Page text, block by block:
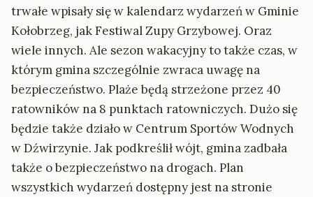
trwałe wpisały się w kalendarz wydarzeń w Gminie
Kołobrzeg, jak Festiwal Zupy Grzybowej. Oraz
wiele innych. Ale sezon wakacyjny to także czas, w
którym gmina szczególnie zwraca uwagę na
bezpieczeństwo. Plaże będą strzeżone przez 40
ratowników na 8 punktach ratowniczych. Dużo się
będzie także działo w Centrum Sportów Wodnych
w Dźwirzynie. Jak podkreślił wójt, gmina zadbała
także o bezpieczeństwo na drogach. Plan
wszystkich wydarzeń dostępny jest na stronie